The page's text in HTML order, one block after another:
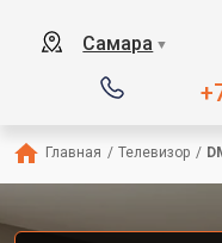
Самара ▼
Главная / Телевизор /